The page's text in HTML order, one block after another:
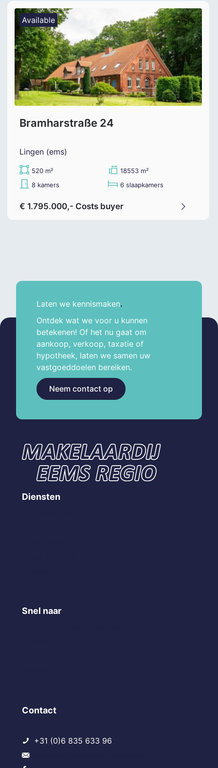
Available
Bramharstraße 24
Lingen (ems)
520 m²
8 kamers
18553 m²
6 slaapkamers
€ 1.795.000,- Costs buyer
Laten we kennismaken.
Ontdek wat we voor u kunnen
betekenen! Of het nu gaat om
aankoop, verkoop, taxatie of
hypotheek, laten we samen uw
vastgoeddoelen bereiken.
Neem contact op
Diensten
Snel naar
Contact
+31 (0)6 835 633 96